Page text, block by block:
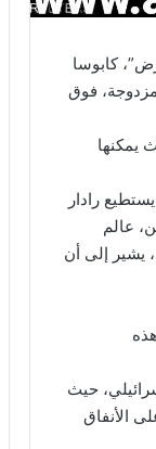
كابوسا
مزدوجة، فوق
يمكنها
رادار
عالم
يشير إلى أن
حيث
الأنفاق